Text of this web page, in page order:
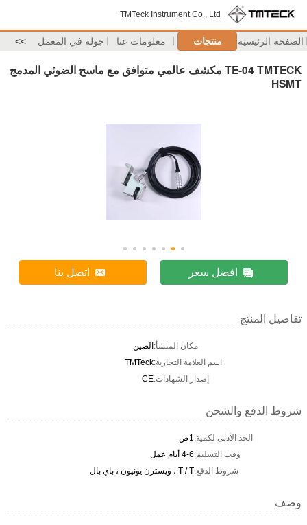
TMTeck Instrument Co., Ltd
الصفحة الرئيسية منتجات معلومات عنا جولة في المعمل >>
TE-04 TMTECK مكشف عالمي متوافق مع ماسح الضوئي المدمج
HSMT
افضل سعر اتصل بنا
تفاصيل المنتج
مكان المنشأ:الصين
اسم العلامة التجارية:TMTeck
إصدار الشهادات:CE
شروط الدفع والشحن
الحد الأدنى لكمية:1ص
وقت التسليم:4-6 أيام عمل
شروط الدفع:T / T ، ويسترن يونيون ، باي بال
وصف